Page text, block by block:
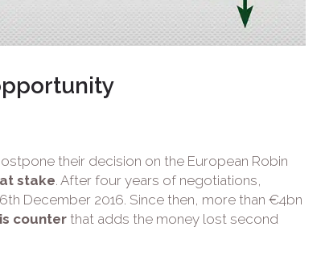
their decision on the European Robin
stake. After four years of negotiations,
December 2016. Since then, more than €4bn
counter that adds the money lost second